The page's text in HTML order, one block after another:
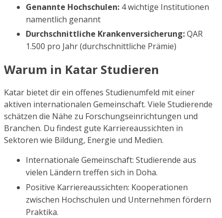
Genannte Hochschulen: 4 wichtige Institutionen
namentlich genannt
Durchschnittliche Krankenversicherung:QAR
1.500 pro Jahr (durchschnittliche Prämie)
Warum in Katar Studieren
Katar bietet dir ein offenes Studienumfeld mit einer
aktiven internationalen Gemeinschaft. Viele Studierende
schätzen die Nähe zu Forschungseinrichtungen und
Branchen. Du findest gute Karriereaussichten in
Sektoren wie Bildung, Energie und Medien.
Internationale Gemeinschaft: Studierende aus
vielen Ländern treffen sich in Doha.
Positive Karriereaussichten: Kooperationen
zwischen Hochschulen und Unternehmen fördern
Praktika.